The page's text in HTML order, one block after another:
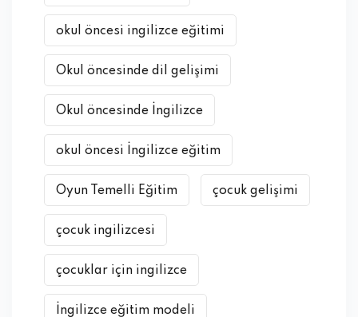
okul öncesi ingilizce eğitimi
Okul öncesinde dil gelişimi
Okul öncesinde İngilizce
okul öncesi İngilizce eğitim
Oyun Temelli Eğitim çocuk gelişimi
çocuk ingilizcesi
çocuklar için ingilizce
İngilizce eğitim modeli